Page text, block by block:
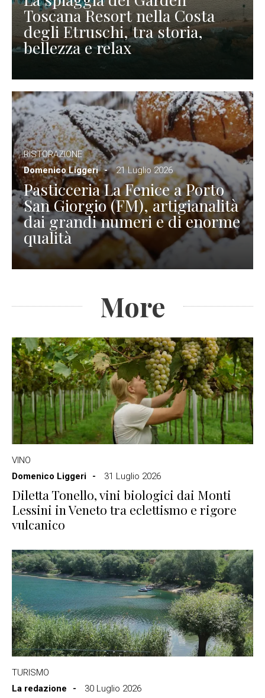
Toscana Resort nella Costa
degli Etruschi, tra storia,
bellezza e relax
RISTORAZIONE
Domenico Liggeri
21 Luglio 2026
Pasticceria La Fenice a Porto
San Giorgio (FM), artigianalità
dai grandi numeri e di enorme
qualità
More
VINO
Domenico Liggeri
31 Luglio 2026
Diletta Tonello, vini biologici dai Monti
Lessini in Veneto tra eclettismo e rigore
vulcanico
TURISMO
La redazione
30 Luglio 2026